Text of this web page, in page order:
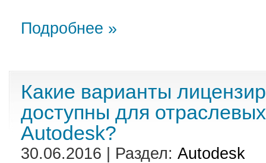
Подробнее »
Какие варианты
доступны для
Autodesk?
30.06.2016 | Раздел: Autodesk